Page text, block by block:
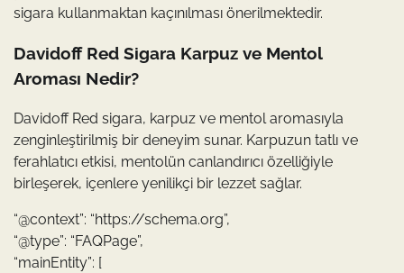
sigara kullanmaktan kaçınılması önerilmektedir.
Davidoff Red Sigara Karpuz ve Mentol
Aroması Nedir?
Davidoff Red sigara, karpuz ve mentol aromasıyla
zenginleştirilmiş bir deneyim sunar. Karpuzun tatlı ve
ferahlatıcı etkisi, mentolün canlandırıcı özelliğiyle
birleşerek, içenlere yenilikçi bir lezzet sağlar.
“@context”: “https://schema.org”,
“@type”: “FAQPage”,
“mainEntity”: [